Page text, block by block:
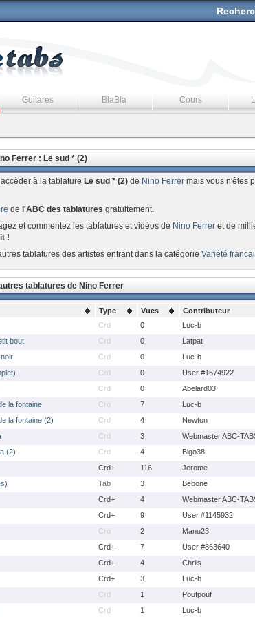
Guitares BlaBla Cours
Ferrer : Le sud * (2)
à la tablature Le sud * (2)de Nino Ferrermais vous n'êtes
de l'ABC des tablatures gratuitement.
et commentez les tablatures et vidéos de Nino Ferreret de
!
tablatures des artistes entrant dans la catégorie Variété
tablatures de Nino Ferrer
Type Vues Contributeur
Crd 0
Luc-b
bout
Crd 0
Latpat
Crd 0
Luc-b
Crd 0
User #1674922
Crd 0
Abelard03
la fontaine
Crd 7
Luc-b
la fontaine (2)
Crd 4
Newton
Crd 3
Webmaster ABC-
(2)
Crd 4
Bigo38
Crd+ 116
Jerome
Tab 3
Bebone
Crd+ 4
Webmaster ABC-
Crd+ 9
User #1145932
Crd 2
Manu23
Crd+ 7
User #863640
Crd+ 4
Chriis
Crd+ 3
Luc-b
Crd 1
Poufpouf
Crd 1 Luc-b